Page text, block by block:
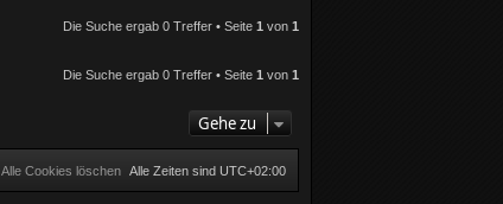
Die Suche ergab 0 Treffer • Seite 1 von 1
Die Suche ergab 0 Treffer • Seite 1 von 1
Gehe zu
Alle Zeiten sind UTC+02:00
Alle Cookies löschen